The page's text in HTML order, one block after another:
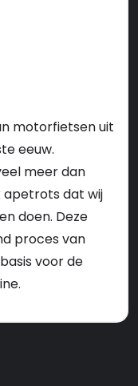
motorfietsen uit
eeuw.
meer dan
apetrots dat wij
doen. Deze
proces van
voor de